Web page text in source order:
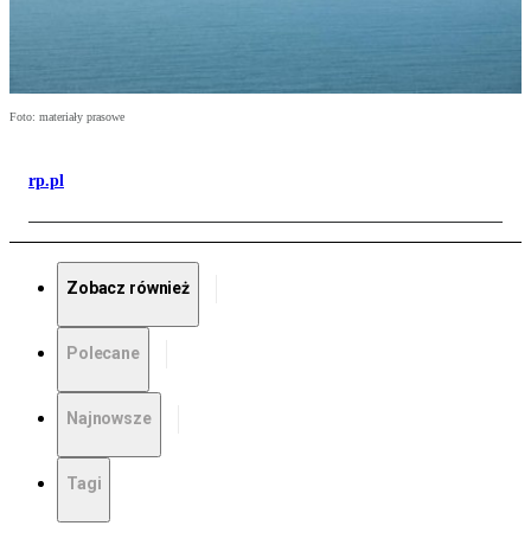
Foto: materiały prasowe
rp.pl
Zobacz również
Polecane
Najnowsze
Tagi